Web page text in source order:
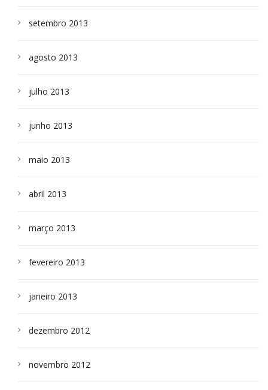
setembro 2013
agosto 2013
julho 2013
junho 2013
maio 2013
abril 2013
março 2013
fevereiro 2013
janeiro 2013
dezembro 2012
novembro 2012